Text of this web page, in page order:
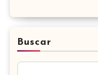
Buscar